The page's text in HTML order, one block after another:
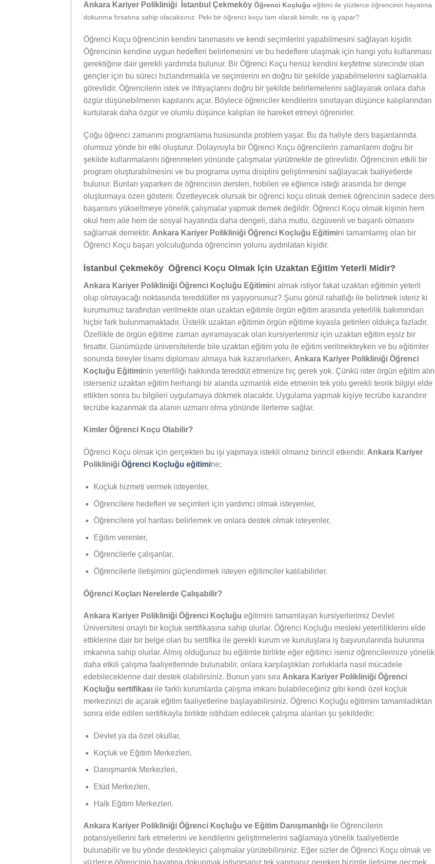
Ankara Kariyer Polikliniği İstanbul Çekmeköy Öğrenci Koçluğu eğitimi ile yüzlerce öğrencinin hayatına
dokunma fırsatına sahip olacaksınız. Peki bir öğrenci koçu tam olarak kimdir, ne iş yapar?
Öğrenci Koçu öğrencinin kendini tanımasını ve kendi seçimlerini yapabilmesini sağlayan kişidir.
Öğrencinin kendine uygun hedefleri belirlemesini ve bu hedeflere ulaşmak için hangi yolu kullanması
gerektiğine dair gerekli yardımda bulunur. Bir Öğrenci Koçu henüz kendini keşfetme sürecinde olan
gençler için bu süreci hızlandırmakla ve seçimlerini en doğru bir şekilde yapabilmelerini sağlamakla
görevlidir. Öğrencilerin istek ve ihtiyaçlarını doğru bir şekilde belirlemelerini sağlayarak onlara daha
özgür düşünebilmenin kapılarını açar. Böylece öğrenciler kendilerini sınırlayan düşünce kalıplarından
kurtularak daha özgür ve olumlu düşünce kalıpları ile hareket etmeyi öğrenirler.
Çoğu öğrenci zamanını programlama hususunda problem yaşar. Bu da haliyle ders başarılarında
olumsuz yönde bir etki oluşturur. Dolayısıyla bir Öğrenci Koçu öğrencilerin zamanlarını doğru bir
şekilde kullanmalarını öğrenmeleri yönünde çalışmalar yürütmekle de görevlidir. Öğrencinin etkili bir
program oluşturabilmesini ve bu programa uyma disiplini geliştirmesini sağlayacak faaliyetlerde
bulunur. Bunları yaparken de öğrencinin dersleri, hobileri ve eğlence isteği arasında bir denge
oluşturmaya özen gösterir. Özetleyecek olursak bir öğrenci koçu olmak demek öğrencinin sadece ders
başarısını yükseltmeye yönelik çalışmalar yapmak demek değildir. Öğrenci Koçu olmak kişinin hem
okul hem aile hem de sosyal hayatında daha dengeli, daha mutlu, özgüvenli ve başarılı olmasını
sağlamak demektir. Ankara Kariyer Polikliniği Öğrenci Koçluğu Eğitimini tamamlamış olan bir
Öğrenci Koçu başarı yolculuğunda öğrencinin yolunu aydınlatan kişidir.
İstanbul Çekmeköy Öğrenci Koçu Olmak İçin Uzaktan Eğitim Yeterli Midir?
Ankara Kariyer Polikliniği Öğrenci Koçluğu Eğitimini almak istiyor fakat uzaktan eğitimin yeterli
olup olmayacağı noktasında tereddütler mi yaşıyorsunuz? Şunu gönül rahatlığı ile belirtmek isteriz ki
kurumumuz tarafından verilmekte olan uzaktan eğitimle örgün eğitim arasında yeterlilik bakımından
hiçbir fark bulunmamaktadır. Üstelik uzaktan eğitimin örgün eğitime kıyasla getirileri oldukça fazladır.
Özellikle de örgün eğitime zaman ayıramayacak olan kursiyerlerimiz için uzaktan eğitim eşsiz bir
fırsattır. Günümüzde üniversitelerde bile uzaktan eğitim yolu ile eğitim verilmekteyken ve bu eğitimler
sonunda bireyler lisans diploması almaya hak kazanırlarken, Ankara Kariyer Polikliniği Öğrenci
Koçluğu Eğitiminin yeterliliği hakkında tereddüt etmenize hiç gerek yok. Çünkü ister örgün eğitim alın
isterseniz uzaktan eğitim herhangi bir alanda uzmanlık elde etmenin tek yolu gerekli teorik bilgiyi elde
ettikten sonra bu bilgileri uygulamaya dökmek olacaktır. Uygulama yapmak kişiye tecrübe kazandırır
tecrübe kazanmak da alanın uzmanı olma yönünde ilerleme sağlar.
Kimler Öğrenci Koçu Olabilir?
Öğrenci Koçu olmak için gerçekten bu işi yapmaya istekli olmanız birincil etkendir. Ankara Kariyer
Polikliniği Öğrenci Koçluğu eğitimine;
Koçluk hizmeti vermek isteyenler,
Öğrencilere hedefleri ve seçimleri için yardımcı olmak isteyenler,
Öğrencilere yol haritası belirlemek ve onlara destek olmak isteyenler,
Eğitim verenler,
Öğrencilerle çalışanlar,
Öğrencilerle iletişimini güçlendirmek isteyen eğitimciler katılabilirler.
Öğrenci Koçları Nerelerde Çalışabilir?
Ankara Kariyer Polikliniği Öğrenci Koçluğu eğitimini tamamlayan kursiyerlerimiz Devlet
Üniversitesi onaylı bir koçluk sertifikasına sahip olurlar. Öğrenci Koçluğu mesleki yeterliliklerini elde
ettiklerine dair bir belge olan bu sertifika ile gerekli kurum ve kuruluşlara iş başvurularında bulunma
imkanına sahip olurlar. Almış olduğunuz bu eğitimle birlikte eğer eğitimci iseniz öğrencilerinize yönelik
daha etkili çalışma faaliyetlerinde bulunabilir, onlara karşılaştıkları zorluklarla nasıl mücadele
edebileceklerine dair destek olabilirsiniz. Bunun yanı sıra Ankara Kariyer Polikliniği Öğrenci
Koçluğu sertifikası ile farklı kurumlarda çalışma imkanı bulabileceğiniz gibi kendi özel koçluk
merkezinizi de açarak eğitim faaliyetlerine başlayabilirsiniz. Öğrenci Koçluğu eğitimini tamamladıktan
sonra elde edilen sertifikayla birlikte istihdam edilecek çalışma alanları şu şekildedir:
Devlet ya da özel okullar,
Koçluk ve Eğitim Merkezleri,
Danışmanlık Merkezleri,
Etüd Merkezleri,
Halk Eğitim Merkezleri.
Ankara Kariyer Polikliniği Öğrenci Koçluğu ve Eğitim Danışmanlığı ile Öğrencilerin
potansiyellerini fark etmelerini ve kendilerini geliştirmelerini sağlamaya yönelik faaliyetlerde
bulunabilir ve bu yönde destekleyici çalışmalar yürütebilirsiniz. Eğer sizler de Öğrenci Koçu olmak ve